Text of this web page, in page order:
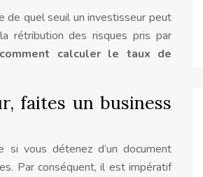
quel seuil un investisseur peut
rétribution des risques pris par
comment calculer le taux de
faites un business
si vous détenez d’un document
Par conséquent, il est impératif